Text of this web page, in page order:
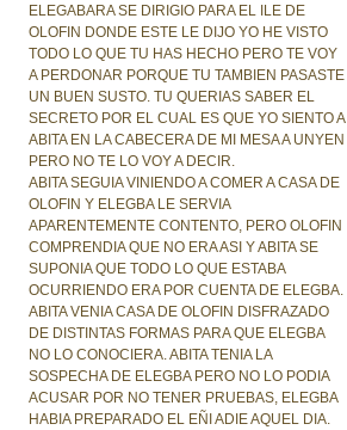
ELEGABARA SE DIRIGIO PARA EL ILE DE
OLOFIN DONDE ESTE LE DIJO YO HE VISTO
TODO LO QUE TU HAS HECHO PERO TE VOY
A PERDONAR PORQUE TU TAMBIEN PASASTE
UN BUEN SUSTO. TU QUERIAS SABER EL
SECRETO POR EL CUAL ES QUE YO SIENTO A
ABITA EN LA CABECERA DE MI MESA A UNYEN
PERO NO TE LO VOY A DECIR.
ABITA SEGUIA VINIENDO A COMER A CASA DE
OLOFIN Y ELEGBA LE SERVIA
APARENTEMENTE CONTENTO, PERO OLOFIN
COMPRENDIA QUE NO ERA ASI Y ABITA SE
SUPONIA QUE TODO LO QUE ESTABA
OCURRIENDO ERA POR CUENTA DE ELEGBA.
ABITA VENIA CASA DE OLOFIN DISFRAZADO
DE DISTINTAS FORMAS PARA QUE ELEGBA
NO LO CONOCIERA. ABITA TENIA LA
SOSPECHA DE ELEGBA PERO NO LO PODIA
ACUSAR POR NO TENER PRUEBAS, ELEGBA
HABIA PREPARADO EL EÑI ADIE AQUEL DIA.